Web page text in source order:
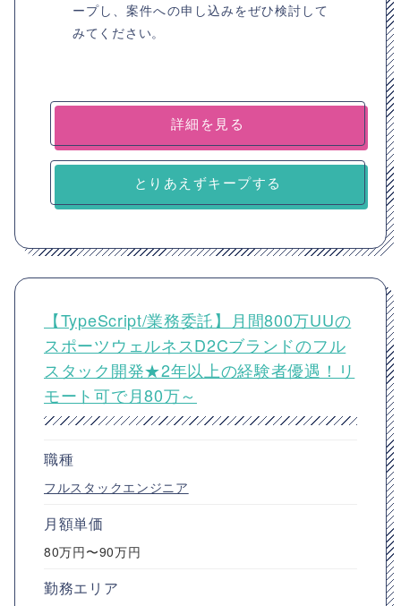
ープし、案件への申し込みをぜひ検討して
みてください。
詳細を見る
とりあえずキープする
【TypeScript/業務委託】月間800万UUの
スポーツウェルネスD2Cブランドのフル
スタック開発★2年以上の経験者優遇！リ
モート可で月80万～
職種
フルスタックエンジニア
月額単価
80万円〜90万円
勤務エリア